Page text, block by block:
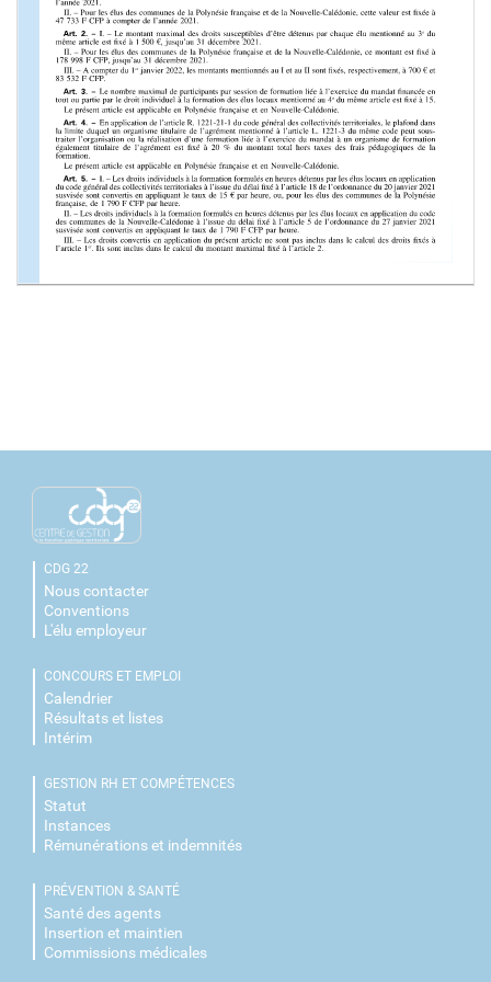
CDG 22
Nous contacter
Conventions
L'élu employeur
CONCOURS ET EMPLOI
Calendrier
Résultats et listes
Intérim
GESTION RH ET COMPÉTENCES
Statut
Instances
Rémunérations et indemnités
PRÉVENTION & SANTÉ
Santé des agents
Insertion et maintien
Commissions médicales